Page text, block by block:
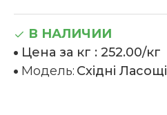
В НАЛИЧИИ
Цена за кг : 252.00/кг
Модель: Східні Ласощі